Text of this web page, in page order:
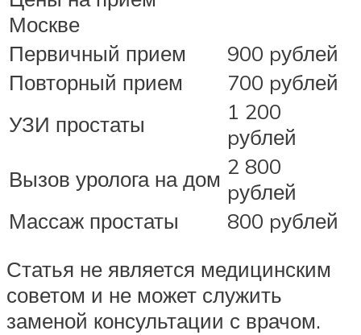
Москве
Первичный прием
900 pублей
Повторный прием
700 pублей
УЗИ простаты
1 200
pублей
Вызов уролога на дом 2 800
pублей
Массаж простаты
800 pублей
Статья не является медицинским
советом и не может служить
заменой консультации с врачом.